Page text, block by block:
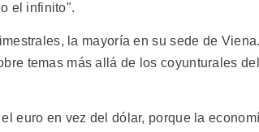
el infinito".
la mayoría en su sede de
temas más allá de los coyunturales
euro en vez del dólar, porque la